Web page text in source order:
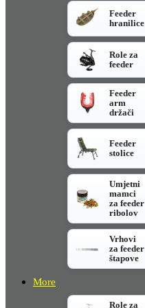
Feeder
hranilice
Role za
feeder
Feeder
arm
držači
Feeder
stolice
Umjetni
mamci
za feeder
ribolov
Vrhovi
za feeder
štapove
More
Role za